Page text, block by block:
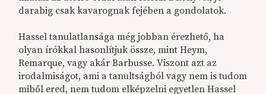
darabig csak kavarognak fejében a gondolatok.
Hassel tanulatlansága még jobban érezhető, ha
olyan írókkal hasonlítjuk össze, mint Heym,
Remarque, vagy akár Barbusse. Viszont azt az
irodalmiságot, ami a tanultságból vagy nem is tudom
miből ered, nem tudom elképzelni egyetlen Hassel